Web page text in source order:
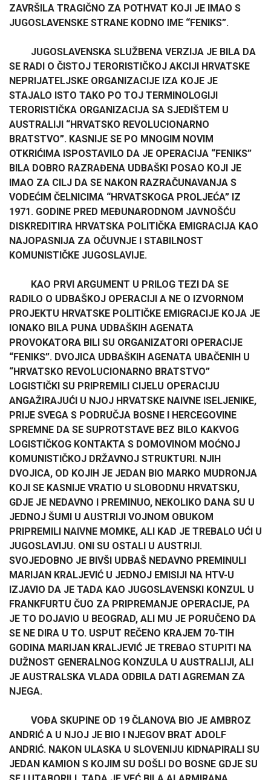
ZAVRŠILA TRAGIČNO ZA POTHVAT KOJI JE IMAO S
JUGOSLAVENSKE STRANE KODNO IME “FENIKS”.
JUGOSLAVENSKA SLUŽBENA VERZIJA JE BILA DA
SE RADI O ČISTOJ TERORISTIČKOJ AKCIJI HRVATSKE
NEPRIJATELJSKE ORGANIZACIJE IZA KOJE JE
STAJALO ISTO TAKO PO TOJ TERMINOLOGIJI
TERORISTIČKA ORGANIZACIJA SA SJEDIŠTEM U
AUSTRALIJI “HRVATSKO REVOLUCIONARNO
BRATSTVO”. KASNIJE SE PO MNOGIM NOVIM
OTKRIĆIMA ISPOSTAVILO DA JE OPERACIJA “FENIKS”
BILA DOBRO RAZRAĐENA UDBAŠKI POSAO KOJI JE
IMAO ZA CILJ DA SE NAKON RAZRAČUNAVANJA S
VODEĆIM ČELNICIMA “HRVATSKOGA PROLJEĆA” IZ
1971. GODINE PRED MEĐUNARODNOM JAVNOŠĆU
DISKREDITIRA HRVATSKA POLITIČKA EMIGRACIJA KAO
NAJOPASNIJA ZA OČUVNJE I STABILNOST
KOMUNISTIČKE JUGOSLAVIJE.
KAO PRVI ARGUMENT U PRILOG TEZI DA SE
RADILO O UDBAŠKOJ OPERACIJI A NE O IZVORNOM
PROJEKTU HRVATSKE POLITIČKE EMIGRACIJE KOJA JE
IONAKO BILA PUNA UDBAŠKIH AGENATA
PROVOKATORA BILI SU ORGANIZATORI OPERACIJE
“FENIKS”. DVOJICA UDBAŠKIH AGENATA UBAČENIH U
“HRVATSKO REVOLUCIONARNO BRATSTVO”
LOGISTIČKI SU PRIPREMILI CIJELU OPERACIJU
ANGAŽIRAJUĆI U NJOJ HRVATSKE NAIVNE ISELJENIKE,
PRIJE SVEGA S PODRUČJA BOSNE I HERCEGOVINE
SPREMNE DA SE SUPROTSTAVE BEZ BILO KAKVOG
LOGISTIČKOG KONTAKTA S DOMOVINOM MOĆNOJ
KOMUNISTIČKOJ DRŽAVNOJ STRUKTURI. NJIH
DVOJICA, OD KOJIH JE JEDAN BIO MARKO MUDRONJA
KOJI SE KASNIJE VRATIO U SLOBODNU HRVATSKU,
GDJE JE NEDAVNO I PREMINUO, NEKOLIKO DANA SU U
JEDNOJ ŠUMI U AUSTRIJI VOJNOM OBUKOM
PRIPREMILI NAIVNE MOMKE, ALI KAD JE TREBALO UĆI U
JUGOSLAVIJU. ONI SU OSTALI U AUSTRIJI.
SVOJEDOBNO JE BIVŠI UDBAŠ NEDAVNO PREMINULI
MARIJAN KRALJEVIĆ U JEDNOJ EMISIJI NA HTV-U
IZJAVIO DA JE TADA KAO JUGOSLAVENSKI KONZUL U
FRANKFURTU ČUO ZA PRIPREMANJE OPERACIJE, PA
JE TO DOJAVIO U BEOGRAD, ALI MU JE PORUČENO DA
SE NE DIRA U TO. USPUT REČENO KRAJEM 70-TIH
GODINA MARIJAN KRALJEVIĆ JE TREBAO STUPITI NA
DUŽNOST GENERALNOG KONZULA U AUSTRALIJI, ALI
JE AUSTRALSKA VLADA ODBILA DATI AGREMAN ZA
NJEGA.
VOĐA SKUPINE OD 19 ČLANOVA BIO JE AMBROZ
ANDRIĆ A U NJOJ JE BIO I NJEGOV BRAT ADOLF
ANDRIĆ. NAKON ULASKA U SLOVENIJU KIDNAPIRALI SU
JEDAN KAMION S KOJIM SU DOŠLI DO BOSNE GDJE SU